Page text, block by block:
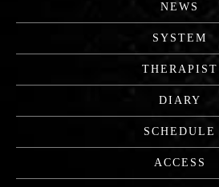
NEWS
SYSTEM
THERAPIST
DIARY
SCHEDULE
ACCESS